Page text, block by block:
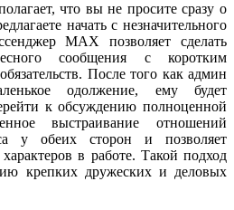
что вы не просите сразу о
начать с незначительного
MAX позволяет сделать
сообщения с коротким
После того как админ
одолжение, ему будет
к обсуждению полноценной
выстраивание отношений
у обеих сторон и позволяет
в работе. Такой подход
крепких дружеских и деловых